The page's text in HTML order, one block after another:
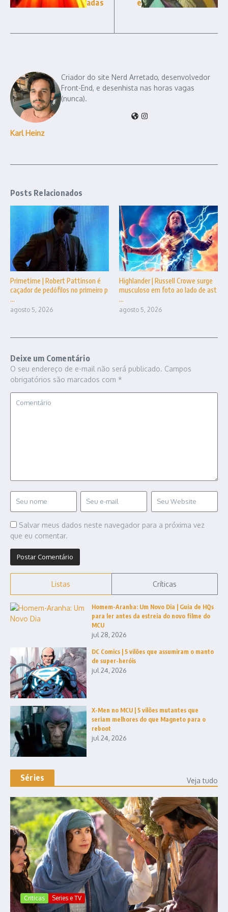
adas
e
Karl Heinz
Criador do site Nerd Arretado, desenvolvedor
Front-End, e desenhista nas horas vagas
(nunca).
Posts Relacionados
Primetime | Robert Pattinson é
caçador de pedófilos no primeiro p
...
agosto 5, 2026
Highlander | Russell Crowe surge
musculoso em foto ao lado de ast
...
agosto 5, 2026
Deixe um Comentário
O seu endereço de e-mail não será publicado. Campos
obrigatórios são marcados com *
Salvar meus dados neste navegador para a próxima vez
que eu comentar.
Listas Críticas
Homem-Aranha: Um Novo Dia | Guia de HQs
para ler antes da estreia do novo filme do
MCU
jul 28, 2026
DC Comics | 5 vilões que assumiram o manto
de super-heróis
jul 24, 2026
X-Men no MCU | 5 vilões mutantes que
seriam melhores do que Magneto para o
reboot
jul 24, 2026
Séries Veja tudo
Criticas Series e TV